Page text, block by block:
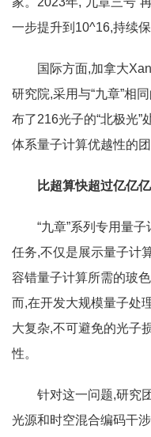
一步提升到10^16,持续保
国际方面,加拿大
研究院,采用与“九章”相
布了216光子的“北极光”
体系量子计算优越性的团
比超算快超过亿亿亿
“九章”系列专用量子
任务,不仅是展示量子计
容错量子计算所需的玻
而,在开发大规模量子处
大复杂,不可避免的光子
性。
针对这一问题,研究团
光源和时空混合编码干